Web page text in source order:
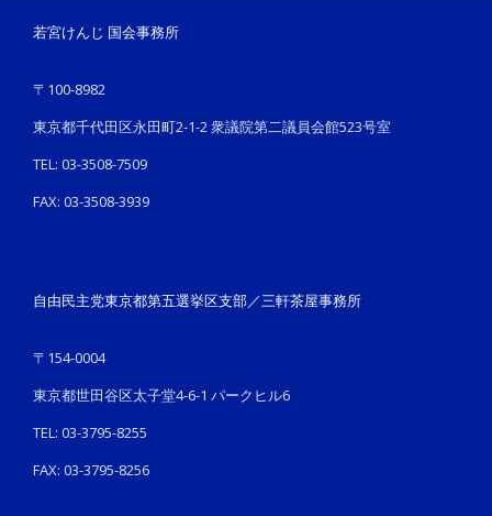
若宮けんじ 国会事務所
〒100-8982
東京都千代田区永田町2-1-2 衆議院第二議員会館523号室
TEL: 03-3508-7509
FAX: 03-3508-3939
自由民主党東京都第五選挙区支部／三軒茶屋事務所
〒154-0004
東京都世田谷区太子堂4-6-1 パークヒル6
TEL: 03-3795-8255
FAX: 03-3795-8256